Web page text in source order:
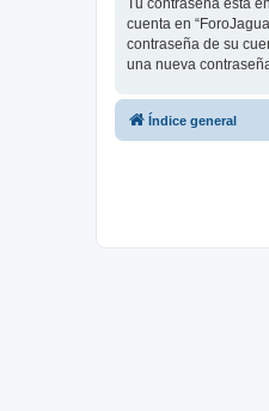
cuenta en
contraseña de su
una nueva
Índice general